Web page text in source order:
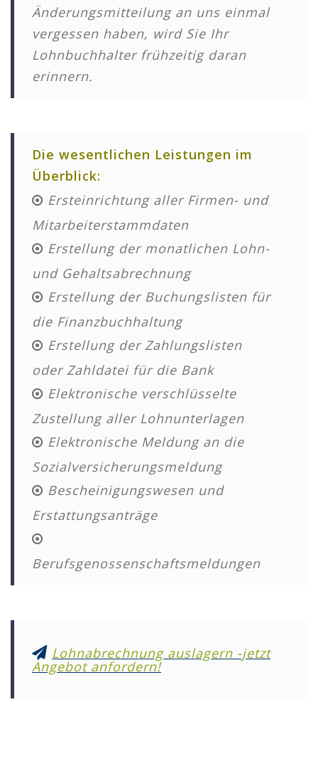
Änderungsmitteilung an uns einmal
vergessen haben, wird Sie Ihr
Lohnbuchhalter frühzeitig daran
erinnern.
Die wesentlichen Leistungen im
Überblick:
Ersteinrichtung aller Firmen- und
Mitarbeiterstammdaten
Erstellung der monatlichen Lohn-
und Gehaltsabrechnung
Erstellung der Buchungslisten für
die Finanzbuchhaltung
Erstellung der Zahlungslisten
oder Zahldatei für die Bank
Elektronische verschlüsselte
Zustellung aller Lohnunterlagen
Elektronische Meldung an die
Sozialversicherungsmeldung
Bescheinigungswesen und
Erstattungsanträge
Berufsgenossenschaftsmeldungen
Lohnabrechnung auslagern -jetzt
Angebot anfordern!